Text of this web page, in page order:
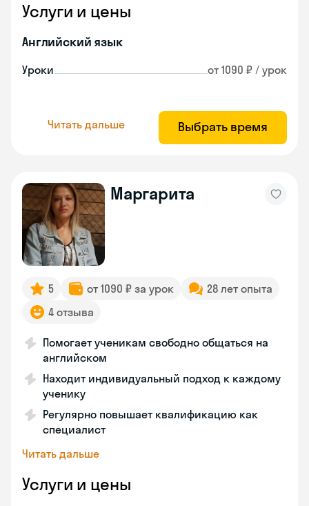
Услуги и цены
Английский язык
Уроки от 1090 ₽ / урок
Читать дальше Выбрать время
Маргарита
5 от 1090 ₽ за урок
28 лет опыта
4 отзыва
Помогает ученикам свободно общаться на
английском
Находит индивидуальный подход к каждому
ученику
Регулярно повышает квалификацию как
специалист
Читать дальше
Услуги и цены